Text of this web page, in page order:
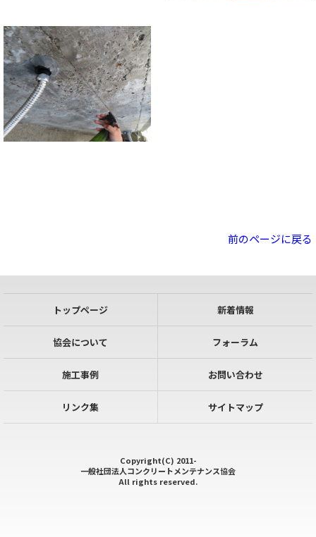
前のページに戻る
トップページ 新着情報
協会について フォーラム
施工事例 お問い合わせ
リンク集 サイトマップ
Copyright(C) 2011-
一般社団法人コンクリートメンテナンス協会
All rights reserved.